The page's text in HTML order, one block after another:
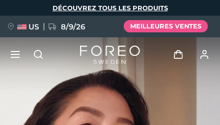
DÉCOUVREZ TOUS LES PRODUITS
US 8/9/26 MEILLEURES VENTES
Profil de l'utilisateur
NOUVEAU
BREAKING NEWS
Langue